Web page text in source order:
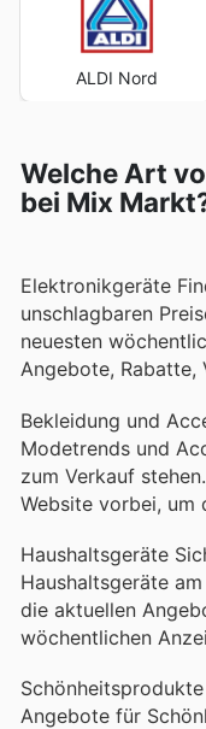
ALDI Nord
Welche Art
bei Mix
Elektronikgeräte
unschlagbaren
neuesten
Angebote, Rabatte,
Bekleidung und
Modetrends und
zum Verkauf
Website vorbei, um
Haushaltsgeräte
Haushaltsgeräte
die aktuellen
wöchentlichen
Angebote für